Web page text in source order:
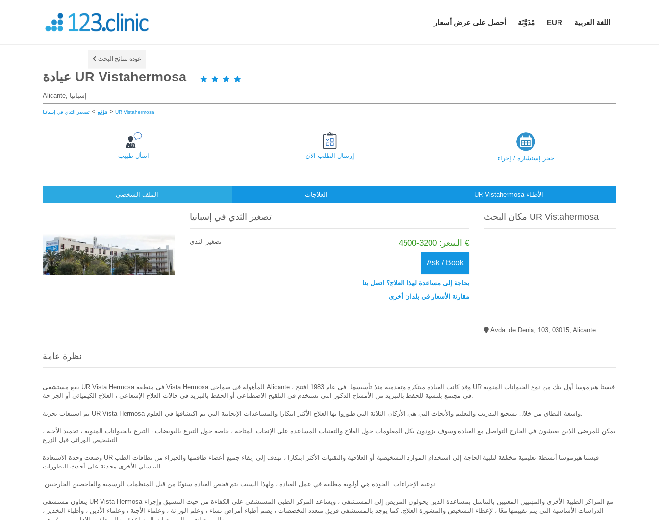
أحصل على عرض أسعار مُدَوَّنَة EUR اللغة العربية
عودة لنتائج البحث
عيادة UR Vistahermosa
Alicante, إسبانيا
مَوْقِع > تصغير الثدي في إسبانيا > UR Vistahermosa
اسأل طبيب إرسال الطلب الآن حجز إستشارة / إجراء
الملف الشخصي
تصغير الثدي في إسبانيا
تصغير الثدي السعر: 3200-4500 €
Ask / Book
بحاجة إلى مساعدة لهذا العلاج؟ اتصل بنا
مقارنة الأسعار في بلدان أخرى
مكان البحث UR Vistahermosa
Avda. de Denia, 103, 03015, Alicante
نظرة عامة
يقع مستشفى UR Vista Hermosa في منطقة Vista Hermosa المأهولة في ضواحي Alicante ، وقد كانت العيادة مبتكرة وتقدمية منذ تأسيسها. في عام 1983 افتتح UR فيستا هيرموسا أول بنك من نوع الحيوانات المنوية
يمكن للمرضى الذين يعيشون في الخارج التواصل مع العيادة وسوف يزودون بكل المعلومات حول العلاج والتقنيات المساعدة على الإنجاب المتاحة ، خاصة حول التبرع بالبويضات ، التبرع بالحيوانات المنوية ، تجميد الأجنة ،
وضعت وحدة الاستعادة UR فيستا هيرموسا أنشطة تعليمية مختلفة لتلبية الحاجة إلى استخدام الموارد التشخيصية أو العلاجية والتقنيات الأكثر ابتكارا ، تهدف إلى إبقاء جميع أعضاء طاقمها والخبراء من نطاقات الطب
يتعاون مستشفى UR Vista Hermosa مع المراكز الطبية الأخرى والمهنيين المعنيين بالتناسل بمساعدة الذين يحولون المريض إلى المستشفى ، ويساعد المركز الطبي المستشفى على الكفاءة من حيث التنسيق وإجراء
الدراسات الأساسية التي يتم تقييمها معًا ، لإعطاء التشخيص والمشورة العلاج. كما يوجد بالمستشفى فريق متعدد التخصصات ، يضم أطباء أمراض نساء ، وعلم الوراثة ، وعلماء الأجنة ، وعلماء الأدين ، وأطباء التخدير ،
العلاجات UR Vistahermosa الأطباء